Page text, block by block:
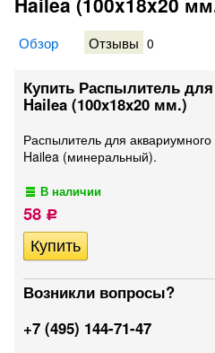
Обзор Отзывы 0
Купить Распылитель
Hailea (100x18x20 мм.)
Распылитель для
Hailea (минеральный).
В наличии
58 Р
Возникли вопросы?
+7 (495) 144-71-47